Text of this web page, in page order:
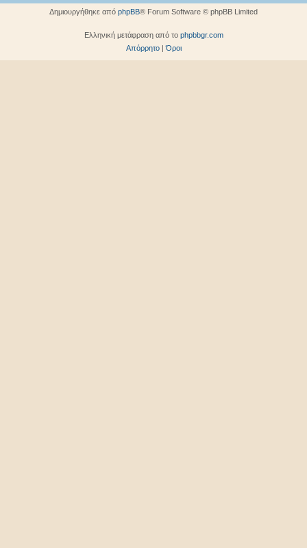
Δημιουργήθηκε από phpBB® Forum Software © phpBB Limited
Ελληνική μετάφραση από το phpbbgr.com
Απόρρητο|Όροι